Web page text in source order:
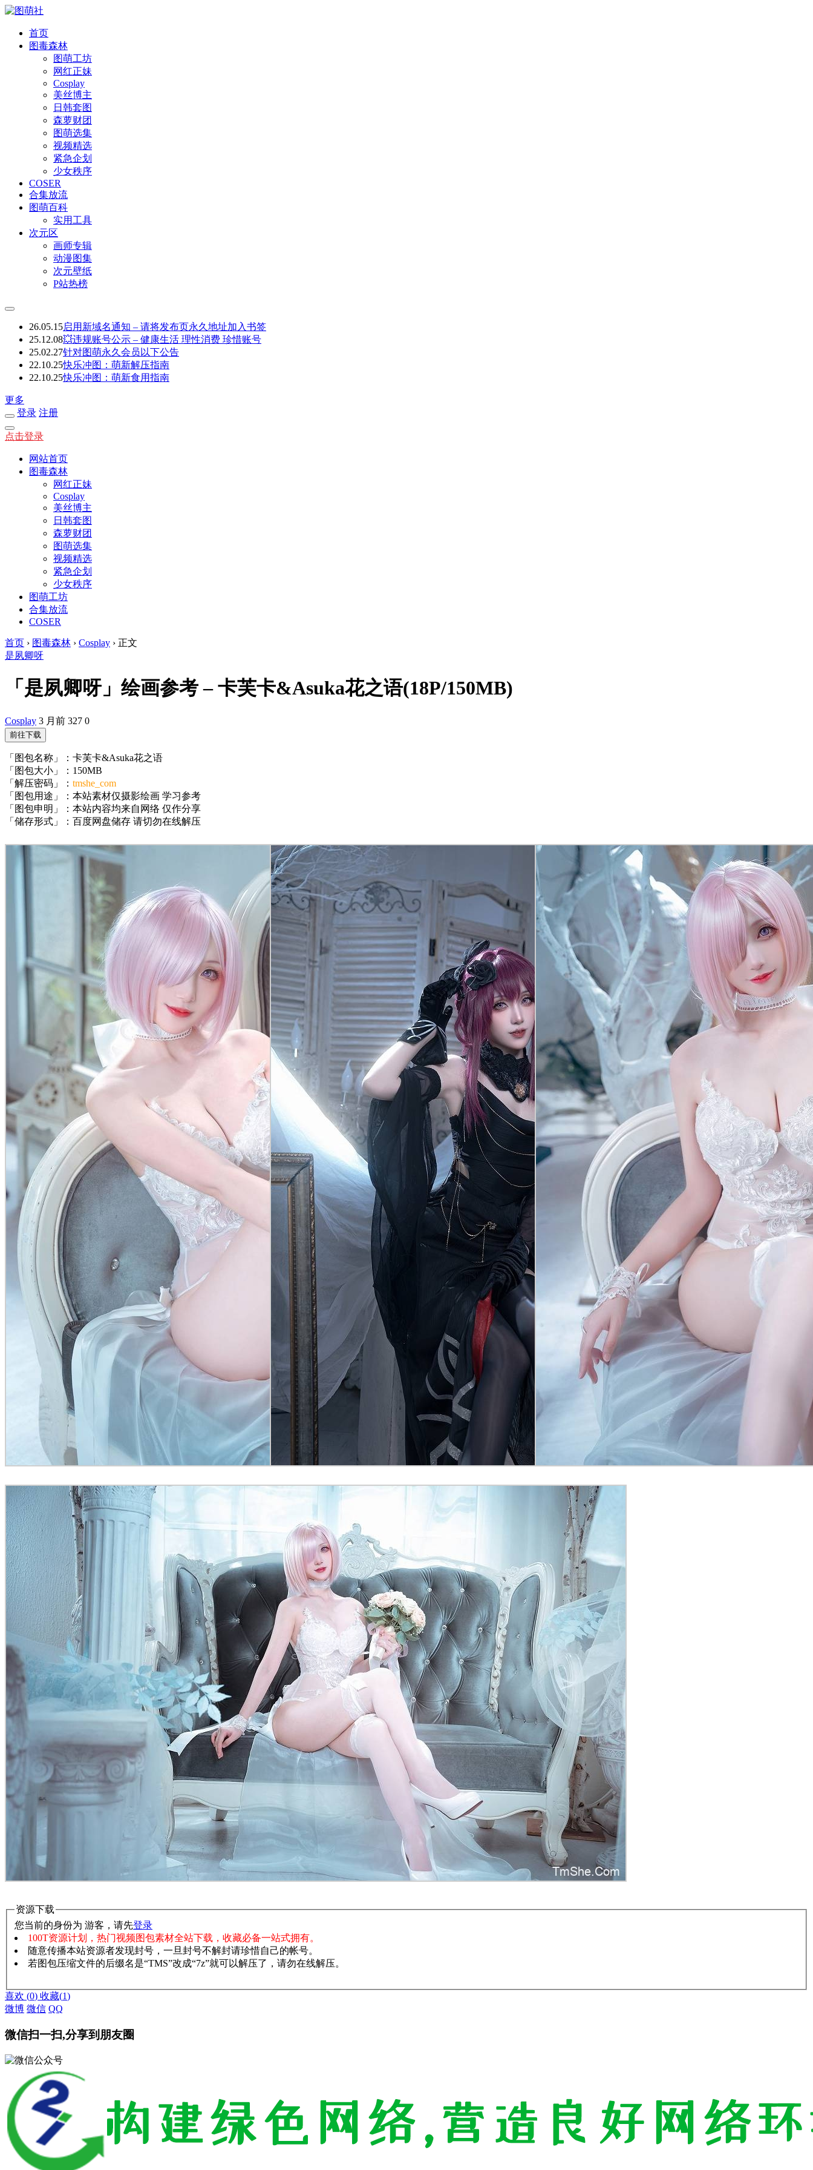
首页
图毒森林
图萌工坊
网红正妹
Cosplay
美丝博主
日韩套图
森萝财团
图萌选集
视频精选
紧急企划
少女秩序
COSER
合集放流
图萌百科
实用工具
次元区
画师专辑
动漫图集
次元壁纸
P站热榜
26.05.15启用新域名通知 – 请将发布页永久地址加入书签
25.12.08💥违规账号公示 – 健康生活 理性消费 珍惜账号
25.02.27针对图萌永久会员以下公告
22.10.25快乐冲图：萌新解压指南
22.10.25快乐冲图：萌新食用指南
更多
登录 注册
点击登录
网站首页
图毒森林
网红正妹
Cosplay
美丝博主
日韩套图
森萝财团
图萌选集
视频精选
紧急企划
少女秩序
图萌工坊
合集放流
COSER
首页 › 图毒森林 › Cosplay › 正文
是夙卿呀
「是夙卿呀」绘画参考 – 卡芙卡&Asuka花之语(18P/150MB)
Cosplay 3 月前 327 0
前往下载
「图包名称」：卡芙卡&Asuka花之语
「图包大小」：150MB
「解压密码」： tmshe_com
「图包用途」：本站素材仅摄影绘画 学习参考
「图包申明」：本站内容均来自网络 仅作分享
「储存形式」：百度网盘储存 请切勿在线解压
资源下载
您当前的身份为 游客，请先登录
100T资源计划，热门视频图包素材全站下载，收藏必备一站式拥有。
随意传播本站资源者发现封号，一旦封号不解封请珍惜自己的帐号。
若图包压缩文件的后缀名是“TMS”改成“7z”就可以解压了，请勿在线解压。
喜欢 (0) 收藏(1)
微博 微信 QQ
微信扫一扫,分享到朋友圈